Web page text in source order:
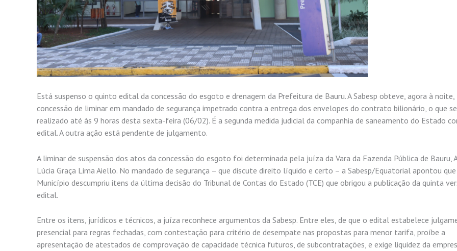
Está suspenso o quinto edital da concessão do esgoto e drenagem da Prefeitura de Bauru. A Sabesp obteve, agora à noite,
concessão de liminar em mandado de segurança impetrado contra a entrega dos envelopes do contrato bilionário, o que
realizado até às 9 horas desta sexta-feira (06/02). É a segunda medida judicial da companhia de saneamento do Estado
edital. A outra ação está pendente de julgamento.
A liminar de suspensão dos atos da concessão do esgoto foi determinada pela juíza da Vara da Fazenda Pública de Bauru,
Lúcia Graça Lima Aiello. No mandado de segurança – que discute direito líquido e certo – a Sabesp/Equatorial apontou
Município descumpriu itens da última decisão do Tribunal de Contas do Estado (TCE) que obrigou a publicação da quinta
edital.
Entre os itens, jurídicos e técnicos, a juíza reconhece argumentos da Sabesp. Entre eles, de que o edital estabelece
presencial para regras fechadas, com contestação para critério de desempate nas propostas para menor tarifa, proíbe a
apresentação de atestados de comprovação de capacidade técnica futuros, de subcontratações, e exige liquidez da